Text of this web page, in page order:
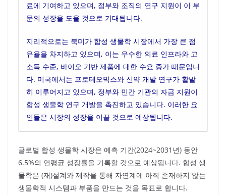
료에 기여하고 있으며, 정부와 조직의 연구 지원이 이 부
문의 성장을 도울 것으로 기대됩니다.
지리적으로는 북미가 합성 생물학 시장에서 가장 큰 점
유율을 차지하고 있으며, 이는 우수한 의료 인프라와 고
소득 수준, 바이오 기반 제품에 대한 수요 증가 때문입니
다. 미국에서는 프로테오믹스와 신약 개발 연구가 활발
히 이루어지고 있으며, 정부와 민간 기관의 자금 지원이
합성 생물학 연구 개발을 촉진하고 있습니다. 이러한 요
인들은 시장의 성장을 이끌 것으로 예상됩니다.
글로벌 합성 생물학 시장은 예측 기간(2024~2031년) 동안
6.5%의 연평균 성장률을 기록할 것으로 예상됩니다. 합성 생
물학은 (재)설계와 제작을 통해 자연계에 아직 존재하지 않는
생물학적 시스템과 부품을 만드는 것을 목표로 합니다.